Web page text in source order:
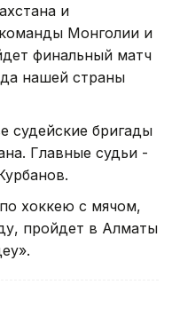
и
Монголии и
финальный матч
нашей страны
судейские бригады
Главные судьи -
хоккею с мячом,
пройдет в Алматы